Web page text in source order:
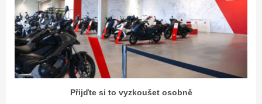
Přijďte si to vyzkoušet osobně